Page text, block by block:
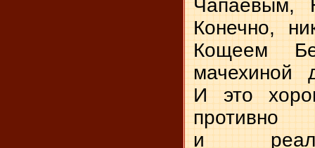
Чапаевым,
Конечно,
Кощеем
мачехиной
И это
противно
и